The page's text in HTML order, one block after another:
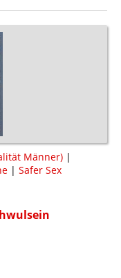
Männer) |
| Safer Sex